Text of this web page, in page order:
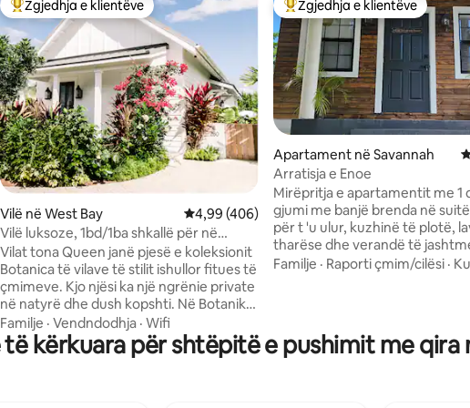
4,96 nga 5, 89 vlerësime
Më të mirat e zgjedhjeve të klientëve
Zgjedhja e klientëve
Vilë në West Bay Vlerësimi mesatar 4,99 nga 5, 406 vlerësime
4,99 (406)
Vilë luksoze, 1bd/1ba shkallë për në
pishinë+7 Mile Beach
Vilat tona Queen janë pjesë e koleksionit
Botanica të vilave të stilit ishullor fitues të
çmimeve. Kjo njësi ka një ngrënie private
në natyrë dhe dush kopshti. Në Botanikë,
fokusi ynë është luksi i rastësishëm,
detajet e ëndrrave dhe shërbimet e
nivelit të lartë. Veçantitë e pronës
Familje · Vendndodhja · Wifi
Më të mirat e zgjedhjeve të
Zgjedhja e klientëve
Apartament në Savannah
Arratisja e Enoe
Mirëpritja e apartamentit me 1
gjumi me banjë brenda në
për t 'u ulur, kuzhinë të plotë,
tharëse dhe verandë të
Ndodhet në një lagje të qetë në
parë perëndimet e diellit! 3
makinë nga supermarketi më i
Familje · Raporti çmim/cilësi ·
kërkuara për shtëpitë e pushimit me qira